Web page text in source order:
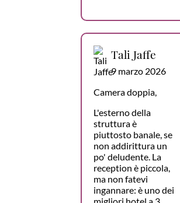
Tali Jaffe
9 marzo 2026
Camera doppia,
L'esterno della
struttura è
piuttosto banale, se
non addirittura un
po' deludente. La
reception è piccola,
ma non fatevi
ingannare: è uno dei